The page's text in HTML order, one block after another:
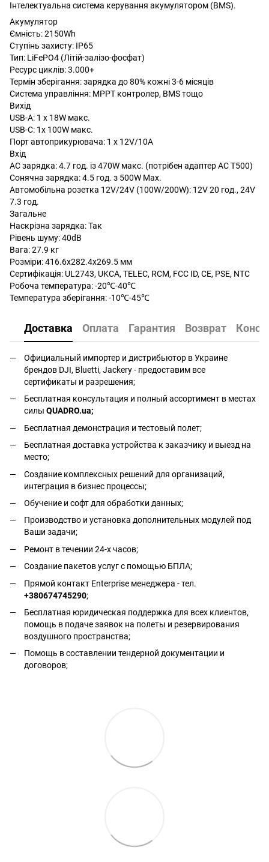
Інтелектуальна система керування акумулятором (BMS).
Акумулятор
Ємність: 2150Wh
Ступінь захисту: IP65
Тип: LiFePO4 (Літій-залізо-фосфат)
Ресурс циклів: 3.000+
Термін зберігання: зарядка до 80% кожні 3-6 місяців
Система управління: MPPT контролер, BMS тощо
Вихід
USB-A: 1 x 18W макс.
USB-C: 1x 100W макс.
Порт автоприкурювача: 1 x 12V/10A
Вхід
AC зарядка: 4.7 год. із 470W макс. (потрібен адаптер AC T500)
Сонячна зарядка: 4.5 год. з 500W Max.
Автомобільна розетка 12V/24V (100W/200W): 12V 20 год., 24V
7.3 год.
Загальне
Наскрізна зарядка: Так
Рівень шуму: 40dB
Вага: 27.9 кг
Розміри: 416.6х282.4х269.5 мм
Сертифікація: UL2743, UKCA, TELEC, RCM, FCC ID, CE, PSE, NTC
Робоча температура: -20℃-40℃
Температура зберігання: -10℃-45℃
Доставка Оплата Гарантия Возврат
Официальный импортер и дистрибьютор в Украине
брендов DJI, Bluetti, Jackery - предоставим все
сертификаты и разрешения;
Бесплатная консультация и полный ассортимент в местах
силы QUADRO.ua;
Бесплатная демонстрация и тестовый полет;
Бесплатная доставка устройства к заказчику и выезд на
место;
Создание комплексных решений для организаций,
интеграция в бизнес процессы;
Обучение и софт для обработки данных;
Производство и установка дополнительных модулей под
Ваши задачи;
Ремонт в течении 24-х часов;
Создание пакетов услуг с помощью БПЛА;
Прямой контакт Enterprise менеджера - тел.
+380674745290;
Бесплатная юридическая поддержка для всех клиентов,
помощь в подаче заявок на полеты и резервирования
воздушного пространства;
Помощь в составлении тендерной документации и
договоров;